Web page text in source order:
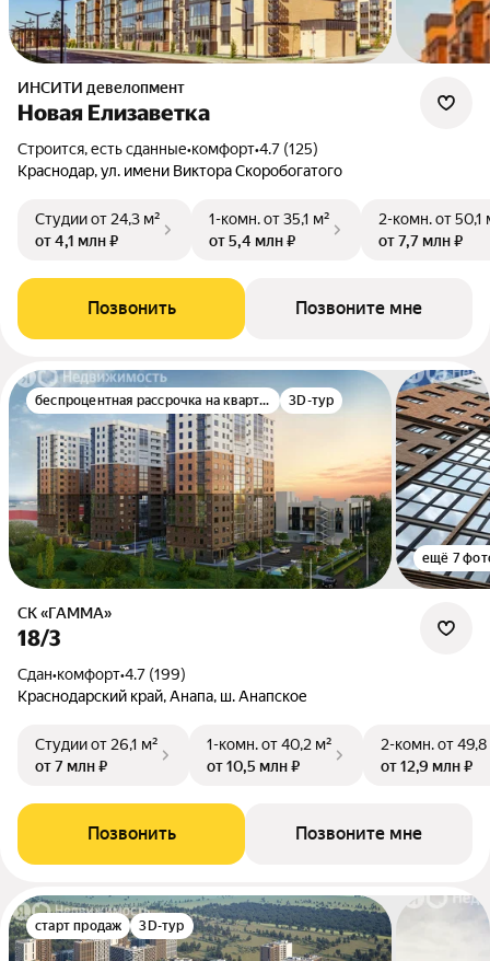
ИНСИТИ девелопмент
Новая Елизаветка
Строится, есть сданные•комфорт•4.7 (125)
Краснодар, ул. имени Виктора Скоробогатого
Студииот 24,3 м²
от 4,1 млн ₽
1-комн.от 35,1 м²
от 5,4 млн ₽
2-комн.от 50,1
от 7,7 млн ₽
Позвонить Позвоните мне
беспроцентная рассрочка на квартиру 3D-тур
ещё 7
СК «ГАММА»
18/3
Сдан•комфорт•4.7 (199)
Краснодарский край, Анапа, ш. Анапское
Студииот 26,1 м²
от 7 млн ₽
1-комн.от 40,2 м²
от 10,5 млн ₽
2-комн.от 49,8
от 12,9 млн ₽
Позвонить Позвоните мне
старт продаж 3D-тур